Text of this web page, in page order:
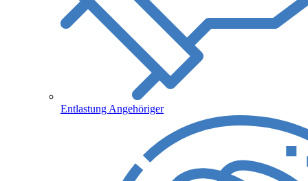
Entlastung Angehöriger